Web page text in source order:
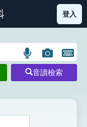
部首索引表圖示
登入
語
言
搜
示
圖
片
搜
開
鍵
圖
音讀檢索